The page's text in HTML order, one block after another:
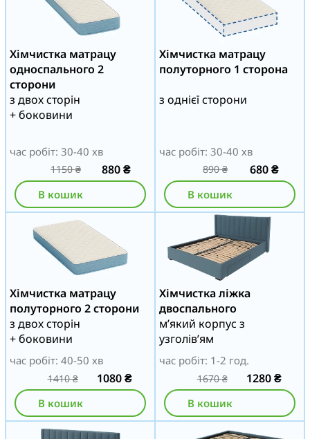
Хімчистка матрацу
односпального 2
сторони
з двох сторін
+ боковини
час робіт: 30-40 хв
1150₴ 880₴
В кошик
Хімчистка матрацу
полуторного 1 сторона
з однієї сторони
час робіт: 30-40 хв
890₴ 680₴
В кошик
Хімчистка матрацу
полуторного 2 сторони
з двох сторін
+ боковини
час робіт: 40-50 хв
1410₴ 1080₴
В кошик
Хімчистка ліжка
двоспального
м’який корпус з
узголів’ям
час робіт: 1-2 год.
1670₴ 1280₴
В кошик